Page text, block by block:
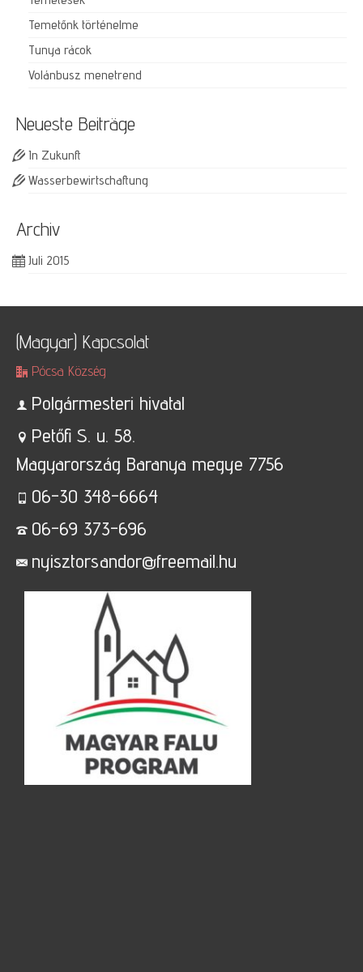
Temetőnk történelme
Tunya rácok
Volánbusz menetrend
Neueste Beiträge
In Zukunft
Wasserbewirtschaftung
Archiv
Juli 2015
(Magyar) Kapcsolat
Pócsa Község
Polgármesteri hivatal
Petőfi S. u. 58.
Magyarország Baranya megye 7756
06-30 348-6664
06-69 373-696
nyisztorsandor@freemail.hu